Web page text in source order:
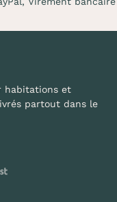
habitations et
partout dans le